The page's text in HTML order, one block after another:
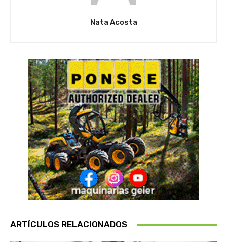
Nata Acosta
ARTÍCULOS RELACIONADOS